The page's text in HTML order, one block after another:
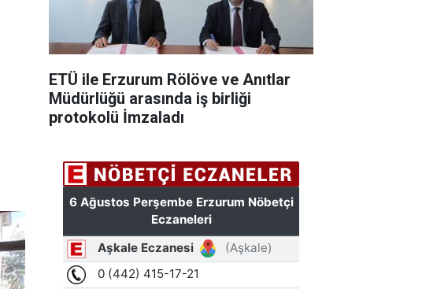
ETÜ ile Erzurum Rölöve ve Anıtlar
Müdürlüğü arasında iş birliği
protokolü İmzaladı